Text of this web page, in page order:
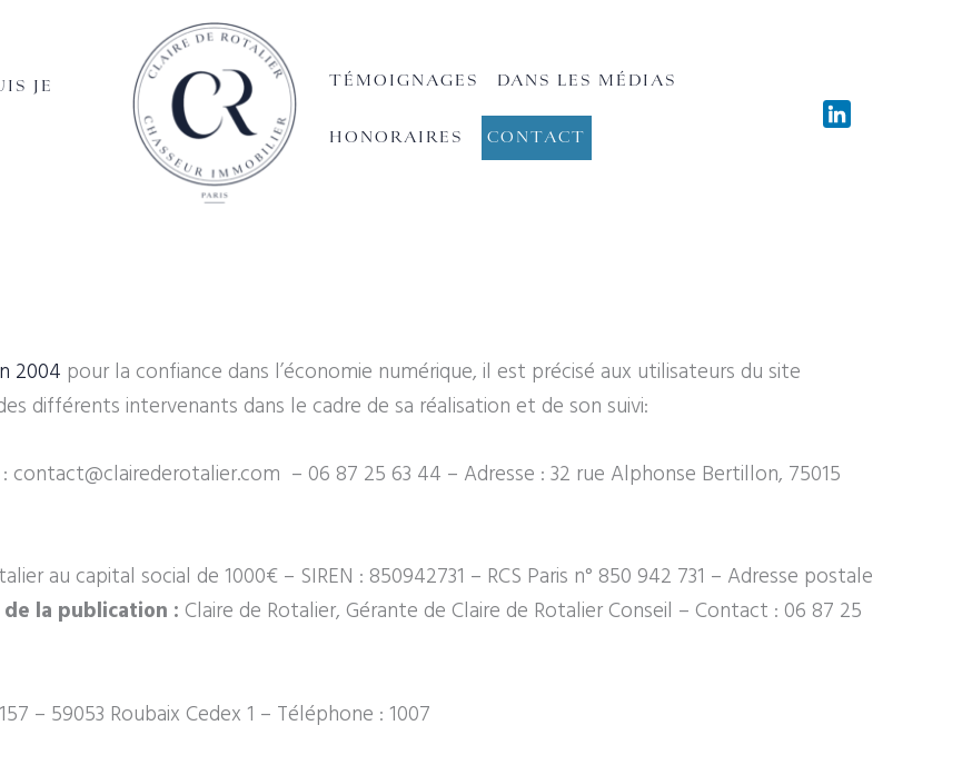
JE TÉMOIGNAGES DANS LES MÉDIAS
HONORAIRES CONTACT
2004 pour la confiance dans l’économie numérique, il est précisé aux utilisateurs du site
différents intervenants dans le cadre de sa réalisation et de son suivi:
contact@clairederotalier.com –06 87 25 63 44 – Adresse :32 rue Alphonse Bertillon, 75015
au capital social de1000€ – SIREN : 850942731 – RCS Paris n° 850 942 731 – Adresse postale
la publication : Claire de Rotalier, Gérante de Claire de Rotalier Conseil – Contact :06 87 25
– 59053 Roubaix Cedex 1 – Téléphone : 1007